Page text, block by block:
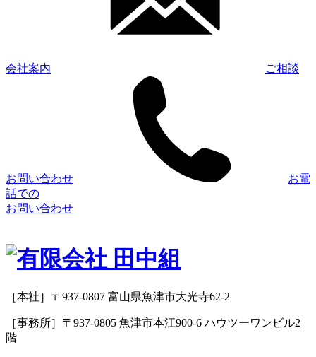
会社案内 ご相談
お問い合わせ
お電
話での
お問い合わせ
［本社］〒937-0807 富山県魚津市大光寺62-2
［事務所］〒937-0805 魚津市本江900-6 ハウツーワンビル2
階